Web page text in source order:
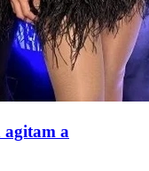
agitam a